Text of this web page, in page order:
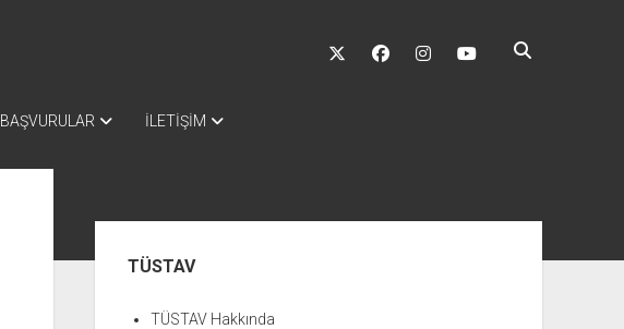
twitter facebookinstagramyoutube
BAŞVURULAR İLETİŞİM
MenüTÜSTAV
TÜSTAV Hakkında